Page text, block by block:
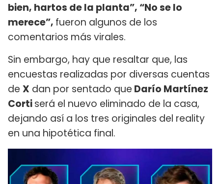
bien, hartos de la planta”, “No se lo
merece”, fueron algunos de los
comentarios más virales.
Sin embargo, hay que resaltar que, las
encuestas realizadas por diversas cuentas
de X dan por sentado que Darío Martínez
Cortiserá el nuevo eliminado de la casa,
dejando así a los tres originales del reality
en una hipotética final.